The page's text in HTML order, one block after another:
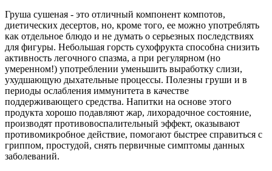
Груша сушеная - это отличный компонент компотов,
диетических десертов, но, кроме того, ее можно употреблять
как отдельное блюдо и не думать о серьезных последствиях
для фигуры. Небольшая горсть сухофрукта способна снизить
активность легочного спазма, а при регулярном (но
умеренном!) употреблении уменьшить выработку слизи,
ухудшающую дыхательные процессы. Полезны груши и в
периоды ослабления иммунитета в качестве
поддерживающего средства. Напитки на основе этого
продукта хорошо подавляют жар, лихорадочное состояние,
производят противовоспалительный эффект, оказывают
противомикробное действие, помогают быстрее справиться с
гриппом, простудой, снять первичные симптомы данных
заболеваний.